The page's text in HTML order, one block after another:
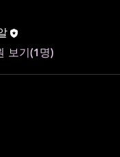
보기(1명)